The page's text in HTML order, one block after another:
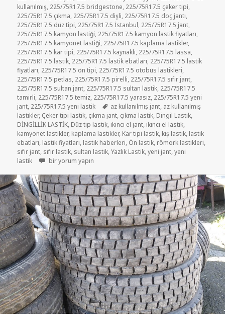
kullanılmış, 225/75R17.5 bridgestone, 225/75R17.5 çeker tipi,
225/75R17.5 çıkma, 225/75R17.5 dişli, 225/75R17.5 doç jantı,
225/75R17.5 düz tipi, 225/75R17.5 İstanbul, 225/75R17.5 jant,
225/75R17.5 kamyon lastiği, 225/75R17.5 kamyon lastik fiyatları,
225/75R17.5 kamyonet lastiği, 225/75R17.5 kaplama lastikler,
225/75R17.5 kar tipi, 225/75R17.5 kaynaklı, 225/75R17.5 lassa,
225/75R17.5 lastik, 225/75R17.5 lastik ebatları, 225/75R17.5 lastik
fiyatları, 225/75R17.5 ön tipi, 225/75R17.5 otobüs lastikleri,
225/75R17.5 petlas, 225/75R17.5 pirelli, 225/75R17.5 sıfır jant,
225/75R17.5 sultan jant, 225/75R17.5 sultan lastik, 225/75R17.5
tamirli, 225/75R17.5 temiz, 225/75R17.5 yarasız, 225/75R17.5 yeni
jant, 225/75R17.5 yeni lastik Etiketler
az kullanılmış jant, az kullanılmış
lastikler, Çeker tipi lastik, çıkma jant, çıkma lastik, Dingil Lastik,
DİNGİLLİK LASTİK, Düz tip lastik, ikinci el jant, ikinci el lastik,
kamyonet lastikler, kaplama lastikler, Kar tipi lastik, kış lastik, lastik
ebatları, lastik fiyatları, lastik haberleri, Ön lastik, römork lastikleri,
sıfır jant, sıfır lastik, sultan lastik,Yazlık Lastik,yeni jant,yeni
lastik
225-75R17.5 İKİNCİ EL ÇIKMA LASTİK için
bir yorum yapın